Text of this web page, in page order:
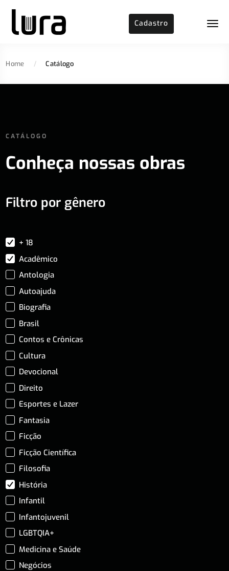
Cadastro
Home / Catálogo
CATÁLOGO
Conheça nossas obras
Filtro por gênero
+ 18
Acadêmico
Antologia
Autoajuda
Biografia
Brasil
Contos e Crônicas
Cultura
Devocional
Direito
Esportes e Lazer
Fantasia
Ficção
Ficção Científica
Filosofia
História
Infantil
Infantojuvenil
LGBTQIA+
Medicina e Saúde
Negócios